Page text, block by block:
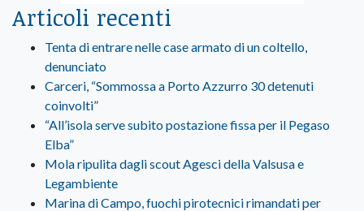
Articoli recenti
Tenta di entrare nelle case armato di un coltello,
denunciato
Carceri, “Sommossa a Porto Azzurro 30 detenuti
coinvolti”
“All’isola serve subito postazione fissa per il Pegaso
Elba”
Mola ripulita dagli scout Agesci della Valsusa e
Legambiente
Marina di Campo, fuochi pirotecnici rimandati per